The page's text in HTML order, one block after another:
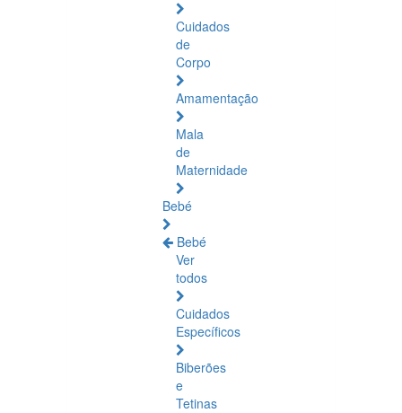
Cuidados
de
Corpo
Amamentação
Mala
de
Maternidade
Bebé
Bebé
Ver
todos
Cuidados
Específicos
Biberões
e
Tetinas